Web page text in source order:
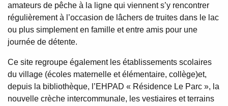
amateurs de pêche à la ligne qui viennent s’y rencontrer
régulièrement à l’occasion de lâchers de truites dans le lac
ou plus simplement en famille et entre amis pour une
journée de détente.
Ce site regroupe également les établissements scolaires
du village (écoles maternelle et élémentaire, collège)et,
depuis la bibliothèque, l’EHPAD « Résidence Le Parc », la
nouvelle crèche intercommunale, les vestiaires et terrains